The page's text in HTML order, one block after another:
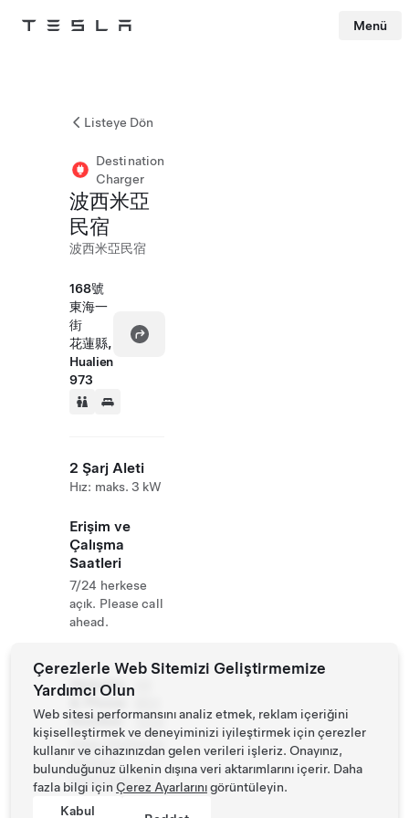
Tesla Menü
Listeye Dön
Destination
Charger
波西米亞
民宿
波西米亞民宿
168號
東海一
街
花蓮縣,
Hualien
973
2 Şarj Aleti
Hız: maks. 3 kW
Erişim ve
Çalışma
Saatleri
7/24 herkese
açık. Please call
ahead.
Website
Number
1234
https://bohemia
.hualien-
travel.com.tw/
Çerezlerle Web Sitemizi Geliştirmemize
Yardımcı Olun
Web sitesi performansını analiz etmek, reklam içeriğini
kişiselleştirmek ve deneyiminizi iyileştirmek için çerezler
kullanır ve cihazınızdan gelen verileri işleriz. Onayınız,
bulunduğunuz ülkenin dışına veri aktarımlarını içerir. Daha
fazla bilgi için Çerez Ayarlarınıgörüntüleyin.
Kabul